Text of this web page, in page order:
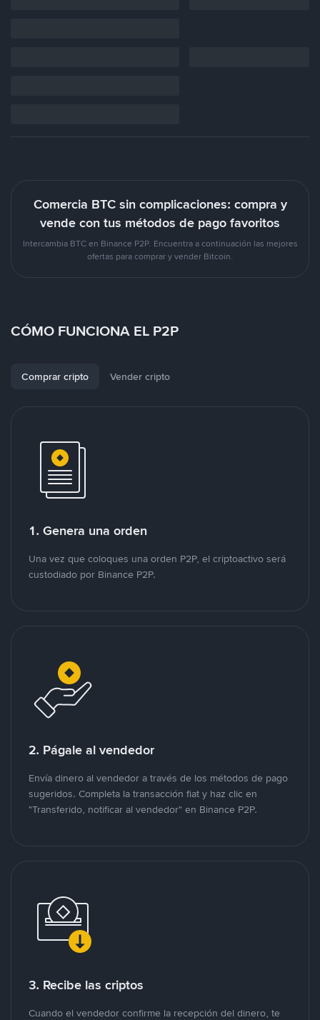
Comercia BTC sin complicaciones: compra y
vende con tus métodos de pago favoritos
Intercambia BTC en Binance P2P. Encuentra a continuación las mejores
ofertas para comprar y vender Bitcoin.
CÓMO FUNCIONA EL P2P
Comprar cripto Vender cripto
1. Genera una orden
Una vez que coloques una orden P2P, el criptoactivo será
custodiado por Binance P2P.
2. Págale al vendedor
Envía dinero al vendedor a través de los métodos de pago
sugeridos. Completa la transacción fiat y haz clic en
"Transferido, notificar al vendedor" en Binance P2P.
3. Recibe las criptos
Cuando el vendedor confirme la recepción del dinero, te